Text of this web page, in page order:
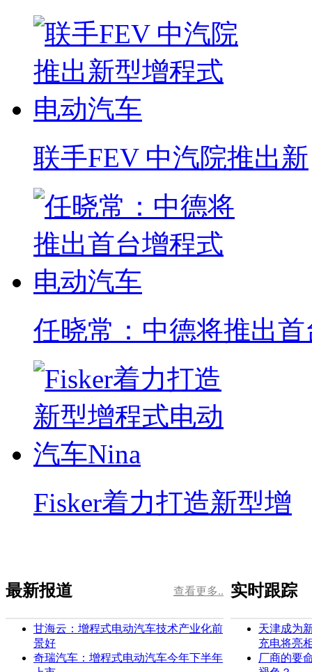
联手FEV 中汽院推出新
任晓常：中德将推出首
Fisker着力打造新型增
查看更多..
最新报道
甘海云：增程式电动汽车技术产业化前
景好
奇瑞汽车：增程式电动汽车今年下半年
实时跟踪
天津成为
充电将亮
厂商的要